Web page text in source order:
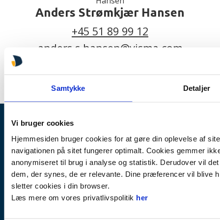
Samtykke Detaljer
Vi bruger cookies
Hjemmesiden bruger cookies for at gøre din oplevelse af
navigationen på sitet fungerer optimalt. Cookies gemmer
anonymiseret til brug i analyse og statistik. Derudover vil
dem, der synes, de er relevante. Dine præferencer vil blive
sletter cookies i din browser.
Læs mere om vores privatlivspolitik her
Anders Strømkjær Hansen
+45 51 89 99 12
anders.s.hansen@visma.com
Kontakt
+45 31 74 00 09
imsinfo@visma.com
Om os